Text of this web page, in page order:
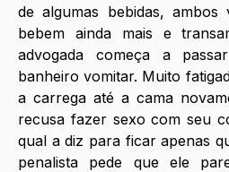
de algumas bebidas,
bebem ainda mais e
advogada começa a
banheiro vomitar. Muito
a carrega até a cama
recusa fazer sexo com seu
qual a diz para ficar apenas
penalista pede que ele